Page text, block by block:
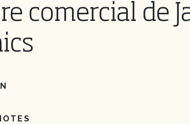
comercial de